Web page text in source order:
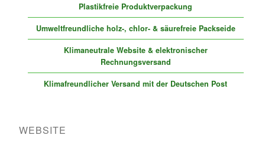
Plastikfreie Produktverpackung
Umweltfreundliche holz-, chlor- & säurefreie Packseide
Klimaneutrale Website & elektronischer
Rechnungsversand
Klimafreundlicher Versand mit der Deutschen Post
WEBSITE